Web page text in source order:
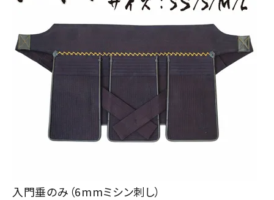
入門垂のみ（6mmミシン刺し）